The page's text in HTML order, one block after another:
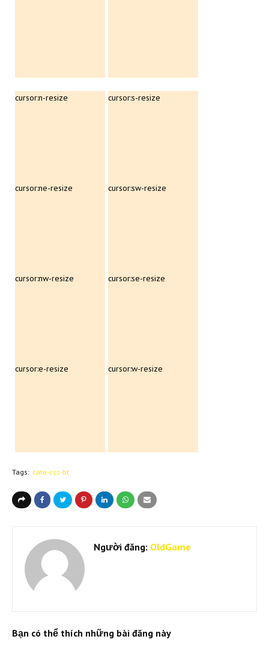
cursor:n-resize cursor:s-resize
cursor:ne-resize cursor:sw-resize
cursor:nw-resize cursor:se-resize
cursor:e-resize cursor:w-resize
Tags: cate-css-bt
Người đăng: OldGame
Bạn có thể thích những bài đăng này